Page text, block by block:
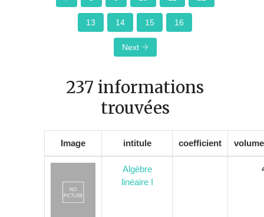
13 14 15 16
Next
237 informations
trouvées
Image intitule coefficient
Algèbre
linéaire I